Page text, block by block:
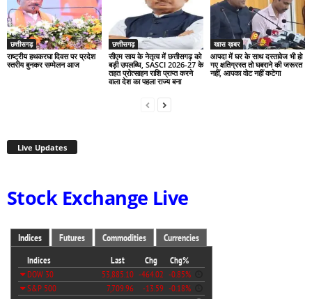
छत्तीसगढ़
राष्ट्रीय हथकरघा दिवस पर प्रदेश
स्तरीय बुनकर सम्मेलन आज
छत्तीसगढ़
सीएम साय के नेतृत्व में छत्तीसगढ़ को
बड़ी उपलब्धि, SASCI 2026-27 के
तहत प्रोत्साहन राशि प्राप्त करने
वाला देश का पहला राज्य बना
खास ख़बर
आपदा में घर के साथ दस्तावेज भी हो
गए क्षतिग्रस्त तो घबराने की जरूरत
नहीं, आपका वोट नहीं कटेगा
Live Updates
Stock Exchange Live